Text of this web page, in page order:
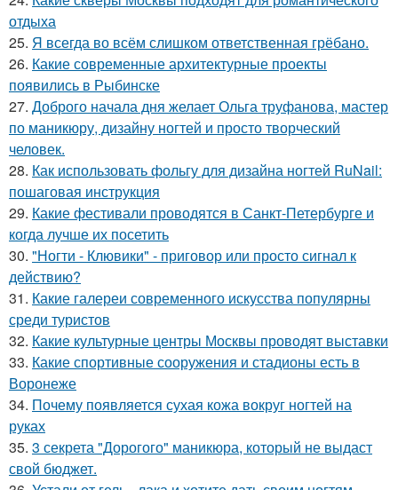
отдыха
25. Я всегда во всём слишком ответственная грёбано.
26. Какие современные архитектурные проекты
появились в Рыбинске
27. Доброго начала дня желает Ольга труфанова, мастер
по маникюру, дизайну ногтей и просто творческий
человек.
28. Как использовать фольгу для дизайна ногтей RuNail:
пошаговая инструкция
29. Какие фестивали проводятся в Санкт-Петербурге и
когда лучше их посетить
30. "Ногти - Клювики" - приговор или просто сигнал к
действию?
31. Какие галереи современного искусства популярны
среди туристов
32. Какие культурные центры Москвы проводят выставки
33. Какие спортивные сооружения и стадионы есть в
Воронеже
34. Почему появляется сухая кожа вокруг ногтей на
руках
35. 3 секрета "Дорогого" маникюра, который не выдаст
свой бюджет.